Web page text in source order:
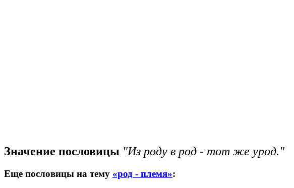
Значение пословицы "Из роду в род - тот же урод."
Еще пословицы на тему «род - племя»: